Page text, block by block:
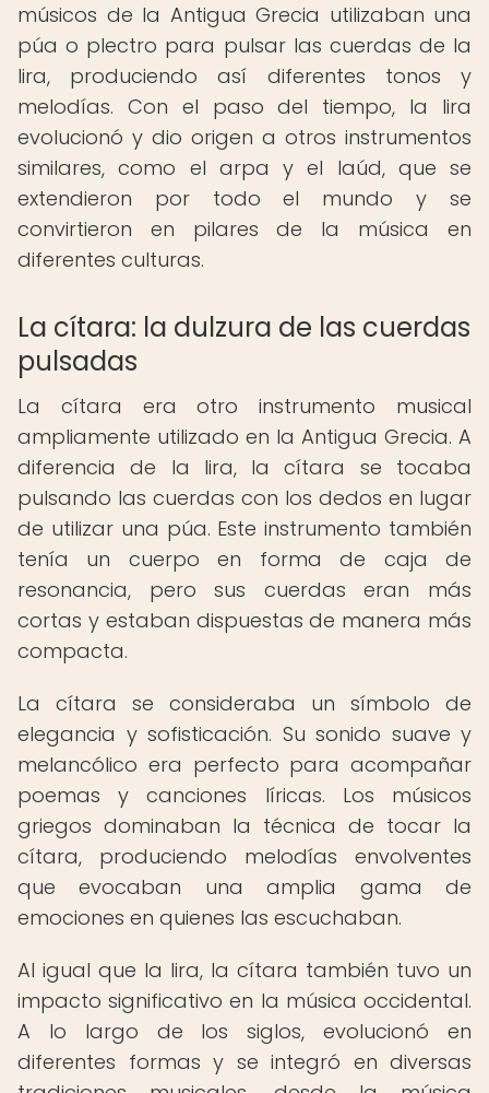
músicos de la Antigua Grecia utilizaban una
púa o plectro para pulsar las cuerdas de la
lira, produciendo así diferentes tonos y
melodías. Con el paso del tiempo, la lira
evolucionó y dio origen a otros instrumentos
similares, como el arpa y el laúd, que se
extendieron por todo el mundo y se
convirtieron en pilares de la música en
diferentes culturas.
La cítara: la dulzura de las cuerdas
pulsadas
La cítara era otro instrumento musical
ampliamente utilizado en la Antigua Grecia. A
diferencia de la lira, la cítara se tocaba
pulsando las cuerdas con los dedos en lugar
de utilizar una púa. Este instrumento también
tenía un cuerpo en forma de caja de
resonancia, pero sus cuerdas eran más
cortas y estaban dispuestas de manera más
compacta.
La cítara se consideraba un símbolo de
elegancia y sofisticación. Su sonido suave y
melancólico era perfecto para acompañar
poemas y canciones líricas. Los músicos
griegos dominaban la técnica de tocar la
cítara, produciendo melodías envolventes
que evocaban una amplia gama de
emociones en quienes las escuchaban.
Al igual que la lira, la cítara también tuvo un
impacto significativo en la música occidental.
A lo largo de los siglos, evolucionó en
diferentes formas y se integró en diversas